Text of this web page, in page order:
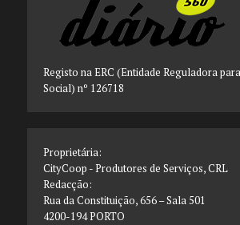
Registo na ERC (Entidade Reguladora
Social) nº 126718
Proprietária:
CityCoop - Produtores de Serviços, CRL
Redacção:
Rua da Constituição, 656 – Sala 501
4200-194 PORTO